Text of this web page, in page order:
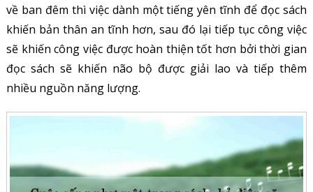
về ban đêm thì việc dành một tiếng yên tĩnh để đọc sách
khiến bản thân an tĩnh hơn, sau đó lại tiếp tục công việc
sẽ khiến công việc được hoàn thiện tốt hơn bởi thời gian
đọc sách sẽ khiến não bộ được giải lao và tiếp thêm
nhiều nguồn năng lượng.